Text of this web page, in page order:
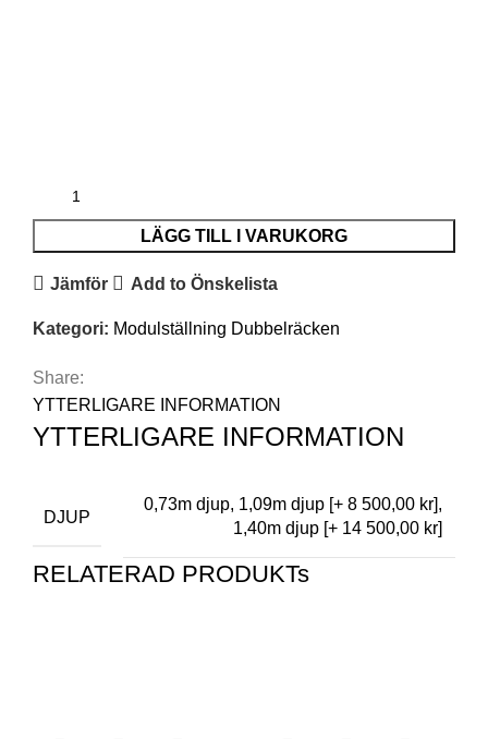
LÄGG TILL I VARUKORG
Jämför Add to Önskelista
Kategori: Modulställning Dubbelräcken
Share:
YTTERLIGARE INFORMATION
YTTERLIGARE INFORMATION
DJUP
0,73m djup, 1,09m djup [+ 8 500,00 kr],
1,40m djup [+ 14 500,00 kr]
RELATERAD PRODUKTs